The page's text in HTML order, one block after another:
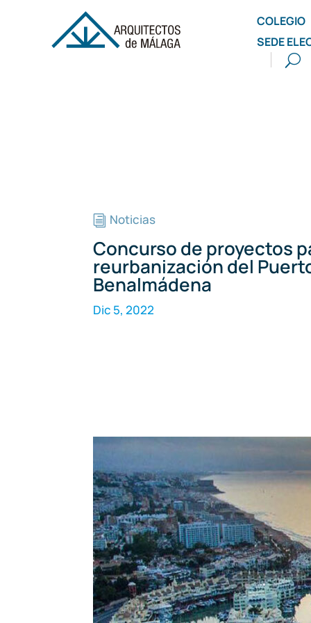
COLEGIO
SEDE
i Noticias
Concurso de proyectos
reurbanización del
Benalmádena
Dic 5, 2022